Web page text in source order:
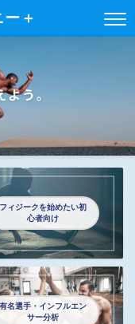
＋
フィジークを始めたい初
心者向け
有名選手・インフルエン
サー分析